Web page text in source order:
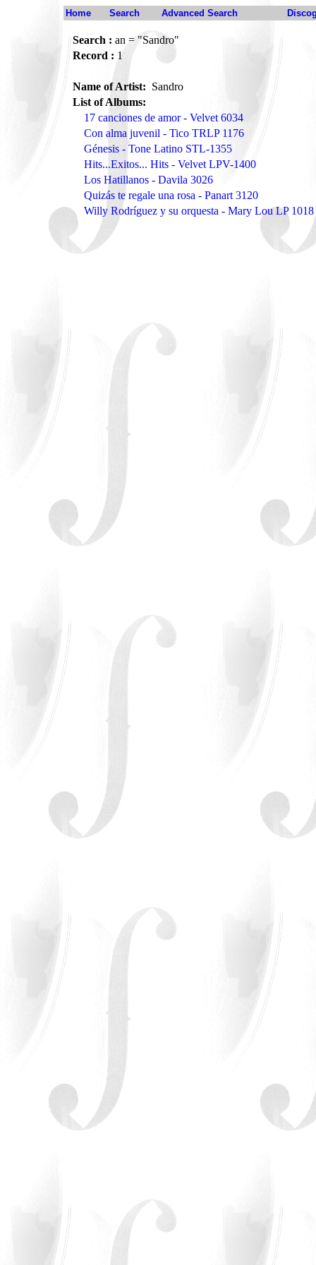
Home Search Advanced Search
Search : an = "Sandro"
Record : 1
Name of Artist: Sandro
List of Albums:
17 canciones de amor - Velvet 6034
Con alma juvenil - Tico TRLP 1176
Génesis - Tone Latino STL-1355
Hits...Exitos... Hits - Velvet LPV-1400
Los Hatillanos - Davila 3026
Quizás te regale una rosa - Panart 3120
Willy Rodríguez y su orquesta - Mary Lou LP 1018